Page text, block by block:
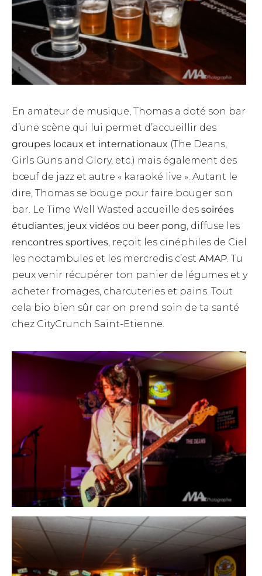
En amateur de musique, Thomas a doté son bar
d’une scène qui lui permet d’accueillir des
groupes locaux et internationaux (The Deans,
Girls Guns and Glory, etc.) mais également des
bœuf de jazz et autre « karaoké live ». Autant le
dire, Thomas se bouge pour faire bouger son
bar. Le Time Well Wasted accueille des soirées
étudiantes, jeux vidéos ou beer pong, diffuse les
rencontres sportives, reçoit les cinéphiles de Ciel
les noctambules et les mercredis c’est AMAP. Tu
peux venir récupérer ton panier de légumes et y
acheter fromages, charcuteries et pains. Tout
cela bio bien sûr car on prend soin de ta santé
chez CityCrunch Saint-Etienne.